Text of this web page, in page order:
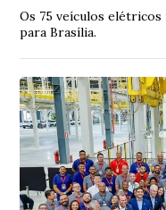
Os 75 veículos
para Brasília.